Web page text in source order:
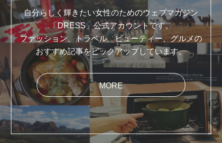
自分らしく輝きたい女性のためのウェブマガジン
「DRESS」公式アカウントです。
ファッション、トラベル、ビューティー、グルメの
おすすめ記事をピックアップしています。
MORE